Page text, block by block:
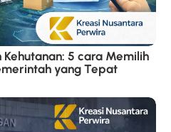
5 cara Memilih
yang Tepat